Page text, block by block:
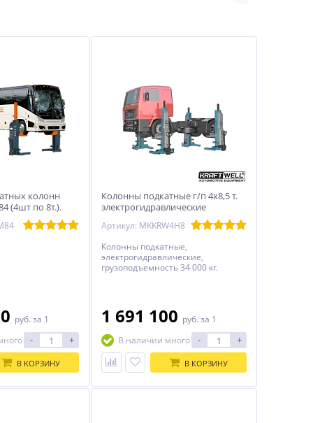
колонн
(4шт по 8т.).
руб. за 1
- +
В КОРЗИНУ
Колонны подкатные г/п 4х8,5 т.
электрогидравлические
беспроводные KraftWell KRW4H8
Артикул: MKKRW4H8
Колонны подкатные,
электрогидравлические,
грузоподъемность 34 000 кг.
1 691 100 руб. за 1
В наличии много
- +
В КОРЗИНУ